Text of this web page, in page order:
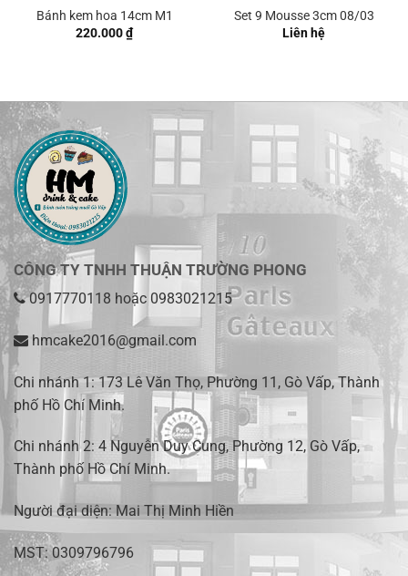
Bánh kem hoa 14cm M1
220.000₫
Set 9 Mousse 3cm 08/03
Liên hệ
CÔNG TY TNHH THUẬN TRƯỜNG PHONG
0917770118 hoặc 0983021215
hmcake2016@gmail.com
Chi nhánh 1:173 Lê Văn Thọ, Phường 11, Gò Vấp, Thành
phố Hồ Chí Minh.
Chi nhánh 2: 4 Nguyễn Duy Cung, Phường 12, Gò Vấp,
Thành phố Hồ Chí Minh.
Người đại diện: Mai Thị Minh Hiền
MST: 0309796796